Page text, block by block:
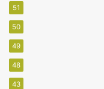
51
50
49
48
43